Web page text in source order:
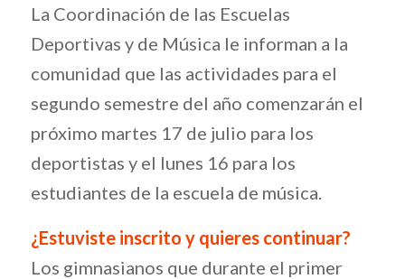
La Coordinación de las Escuelas
Deportivas y de Música le informan a la
comunidad que las actividades para el
segundo semestre del año comenzarán el
próximo martes 17 de julio para los
deportistas y el lunes 16 para los
estudiantes de la escuela de música.
¿Estuviste inscrito y quieres continuar?
Los gimnasianos que durante el primer